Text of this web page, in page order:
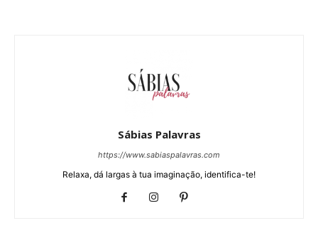
Sábias Palavras
https://www.sabiaspalavras.com
Relaxa, dá largas à tua imaginação, identifica-te!